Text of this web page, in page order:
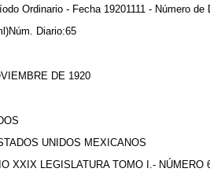
Ordinario - Fecha 19201111 - Número de
Diario:65
DE 1920
UNIDOS MEXICANOS
XXIX LEGISLATURA TOMO I.- NÚMERO